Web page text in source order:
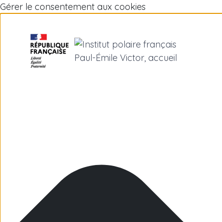
Gérer le consentement aux cookies